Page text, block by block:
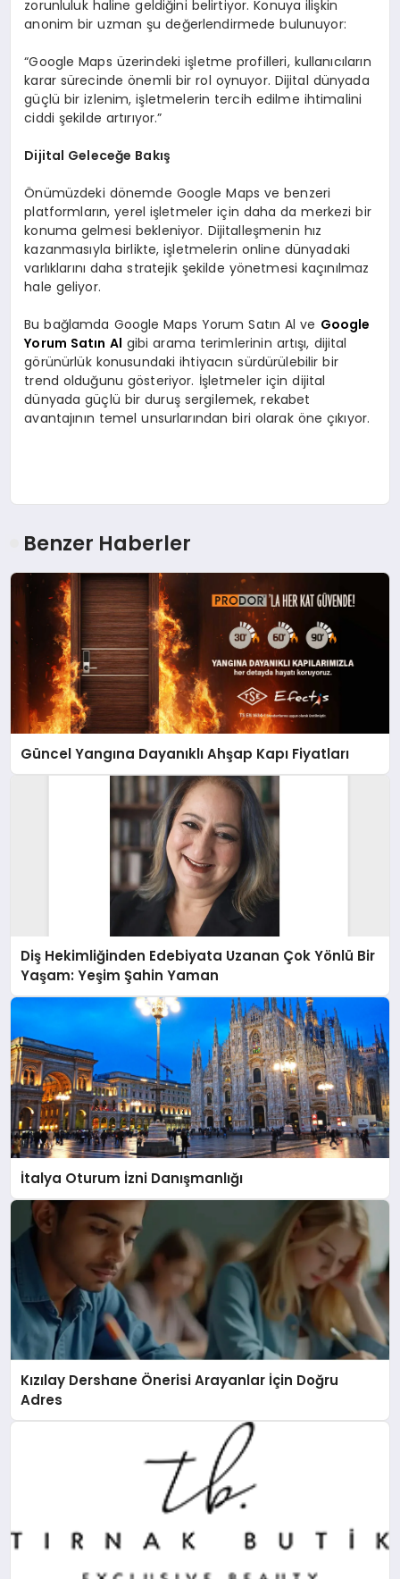
zorunluluk haline geldiğini belirtiyor. Konuya ilişkin
anonim bir uzman şu değerlendirmede bulunuyor:
“Google Maps üzerindeki işletme profilleri, kullanıcıların
karar sürecinde önemli bir rol oynuyor. Dijital dünyada
güçlü bir izlenim, işletmelerin tercih edilme ihtimalini
ciddi şekilde artırıyor.”
Dijital Geleceğe Bakış
Önümüzdeki dönemde Google Maps ve benzeri
platformların, yerel işletmeler için daha da merkezi bir
konuma gelmesi bekleniyor. Dijitalleşmenin hız
kazanmasıyla birlikte, işletmelerin online dünyadaki
varlıklarını daha stratejik şekilde yönetmesi kaçınılmaz
hale geliyor.
Bu bağlamda Google Maps Yorum Satın Al ve Google
Yorum Satın Al gibi arama terimlerinin artışı, dijital
görünürlük konusundaki ihtiyacın sürdürülebilir bir
trend olduğunu gösteriyor. İşletmeler için dijital
dünyada güçlü bir duruş sergilemek, rekabet
avantajının temel unsurlarından biri olarak öne çıkıyor.
Benzer Haberler
Güncel Yangına Dayanıklı Ahşap Kapı Fiyatları
Diş Hekimliğinden Edebiyata Uzanan Çok Yönlü Bir
Yaşam: Yeşim Şahin Yaman
İtalya Oturum İzni Danışmanlığı
Kızılay Dershane Önerisi Arayanlar İçin Doğru
Adres